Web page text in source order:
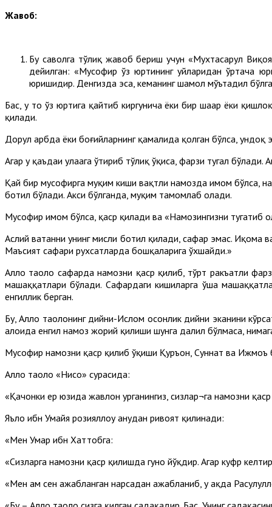
Жавоб:
Бу саволга тўлиқ жавоб бериш учун «Мухтасарул
дейилган: «Мусофир ўз юртининг уйларидан ўртача
юришидир. Денгизда эса, кеманинг шамол мўътадил
Бас, у то ўз юртига қайтиб киргунича ёки бир шаҳар ёки
қилади.
Дорул ҳарбда ёки боғийларнинг қамалида қолган бўлса,
Агар у қаъдаи улаага ўтириб тўлиқ ўқиса, фарзи тугал
Қай бир мусофирга муқим киши вақтли намозда имом бўлса,
ботил бўлади. Акси бўлганда, муқим тамомлаб олади.
Мусофир имом бўлса, қаср қилади ва «Намозингизни
Аслий ватанни унинг мисли ботил қилади, сафар эмас. Иқома
Маъсият сафари рухсатларда бошқаларига ўхшайди.»
Аллоҳ таоло сафарда намозни қаср қилиб, тўрт ракъатли
машаққатлари бўлади. Сафардаги кишиларга ўша
енгиллик берган.
Бу, Аллоҳ таолонинг дийни-Ислом осонлик дийни эканини
алоҳида енгил намоз жорий қилиши шунга далил бўлмаса,
Мусофир намозни қаср қилиб ўқиши Қуръон, Суннат ва Ижмоъ
Аллоҳ таоло «Нисо» сурасида:
«Қачонки ер юзида жавлон урганингиз, сизлар¬га намозни
Яъло ибн Умайя розияллоҳу анҳудан ривоят қилинади:
«Мен Умар ибн Хаттобга:
«Сизларга намозни қаср қилишда гуноҳ йўқдир. Агар куфр
«Мен ҳам сен ажабланган нарсадан ажабланиб, у ҳақда